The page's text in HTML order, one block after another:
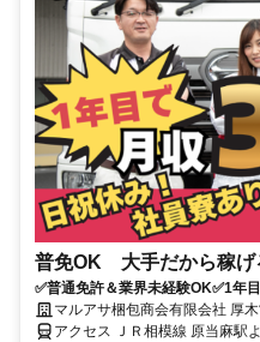
普免OK 大手だから稼
✅普通免許＆業界未経験OK✅1年
✅16時退社で夜勤なし
マルアサ梱包商会有限会社 厚
アクセス ＪＲ相模線 原当麻駅